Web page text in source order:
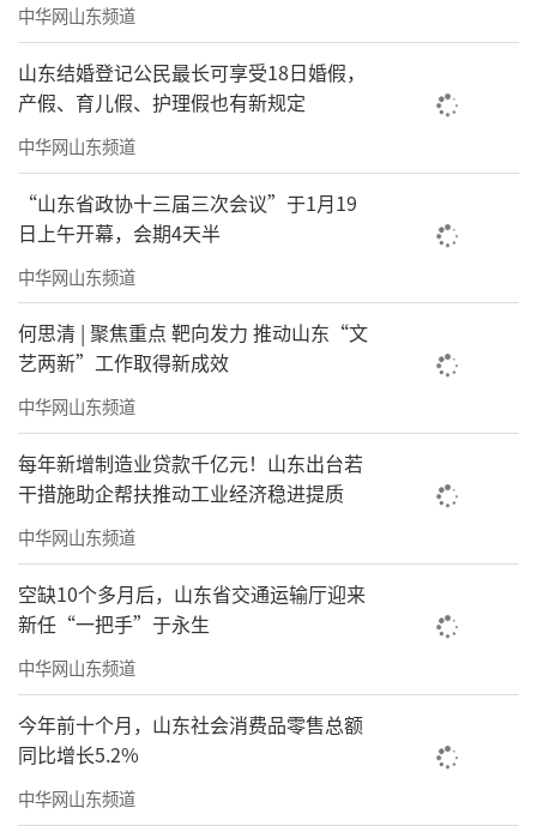
（来源：综合山东商报·速豹新闻网、外
交部网站）
中华网山东频道
山东结婚登记公民最长可享受18日婚假，
产假、育儿假、护理假也有新规定
中华网山东频道
“山东省政协十三届三次会议”于1月19
日上午开幕，会期4天半
中华网山东频道
何思清 | 聚焦重点 靶向发力 推动山东“文
艺两新”工作取得新成效
中华网山东频道
每年新增制造业贷款千亿元！山东出台若
干措施助企帮扶推动工业经济稳进提质
中华网山东频道
空缺10个多月后，山东省交通运输厅迎来
新任“一把手”于永生
中华网山东频道
今年前十个月，山东社会消费品零售总额
同比增长5.2%
中华网山东频道